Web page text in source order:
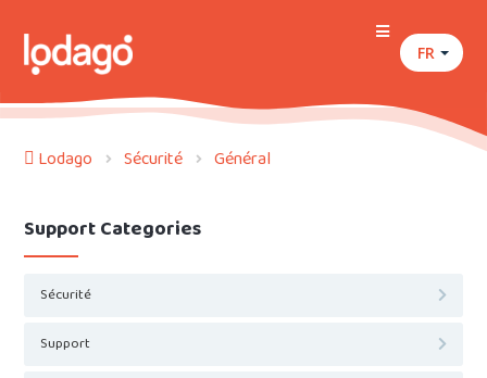
FR
Lodago Sécurité Général
Support Categories
Sécurité
Support